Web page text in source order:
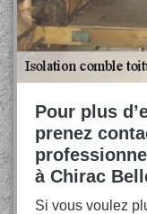
Pour plus
prenez
à Chirac
Si vous voulez